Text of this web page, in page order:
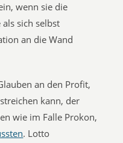
wenn sie die
sich selbst
an die Wand
an den Profit,
kann, der
wie im Falle Prokon,
. Lotto